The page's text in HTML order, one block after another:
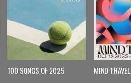
100 SONGS OF 2025 MIND TRAVEL